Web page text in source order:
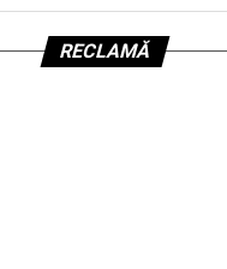
RECLAMĂ